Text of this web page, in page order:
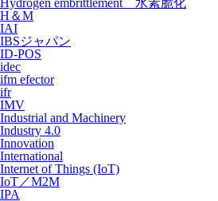
Hydrogen embrittlement 水素脆化
H＆M
IAI
IBSジャパン
ID-POS
idec
ifm efector
ifr
IMV
Industrial and Machinery
Industry 4.0
Innovation
International
Internet of Things (IoT)
IoT／M2M
IPA